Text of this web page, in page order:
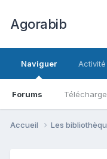
Agorabib
Naviguer
Forums
Activité
Accueil Les